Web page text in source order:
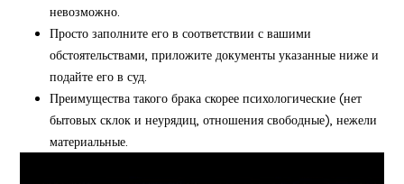
невозможно.
Просто заполните его в соответствии с вашими
обстоятельствами, приложите документы указанные ниже и
подайте его в суд.
Преимущества такого брака скорее психологические (нет
бытовых склок и неурядиц, отношения свободные), нежели
материальные.